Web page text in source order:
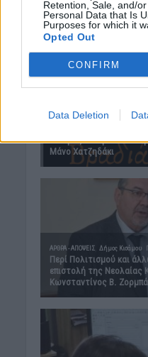
Retention, Sale, and/
Personal Data that Is
Purposes for which it
Opted Out
CONFIRM
Data Deletion